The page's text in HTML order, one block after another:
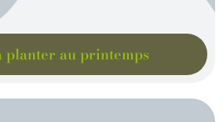
planter au printemps